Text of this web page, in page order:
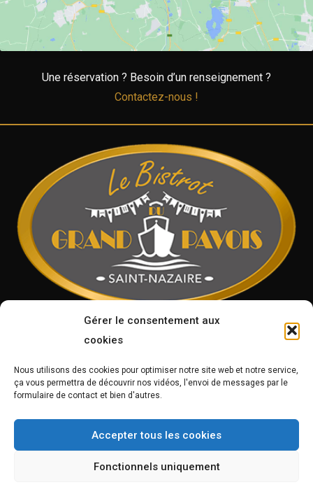
Gérer le consentement aux
cookies
Nous utilisons des cookies pour optimiser notre site web et notre service,
ça vous permettra de découvrir nos vidéos, l'envoi de messages par le
formulaire de contact et bien d'autres.
Accepter tous les cookies
Fonctionnels uniquement
Une réservation ? Besoin d’un renseignement ?
Contactez-nous !
44600 Saint Nazaire
Réservation
Suivez-vous
surFacebook